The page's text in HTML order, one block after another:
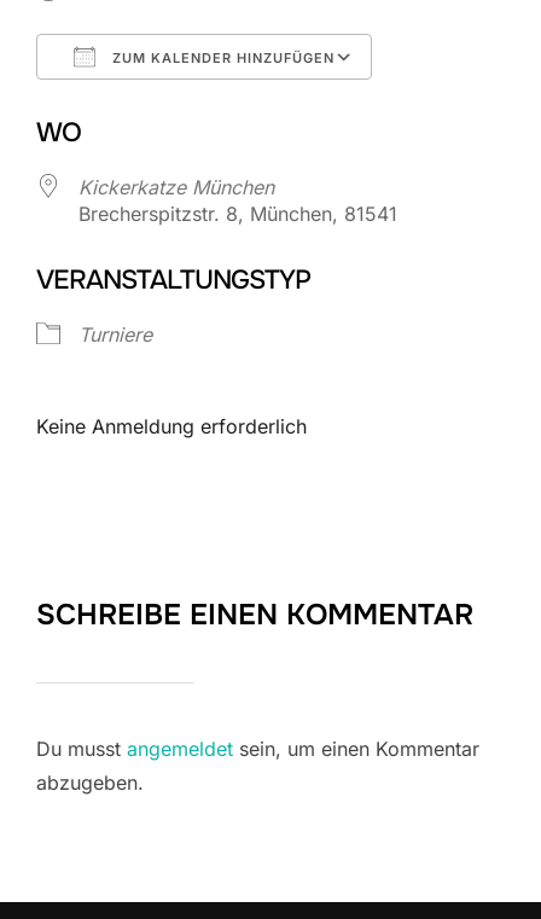
ZUM KALENDER HINZUFÜGEN
WO
Kickerkatze München
Brecherspitzstr. 8, München, 81541
VERANSTALTUNGSTYP
Turniere
Keine Anmeldung erforderlich
SCHREIBE EINEN KOMMENTAR
Du musst angemeldet sein, um einen Kommentar
abzugeben.